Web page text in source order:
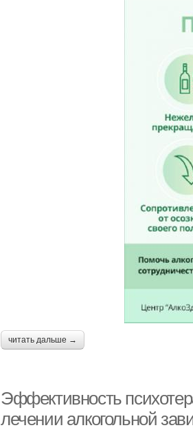
читать дальше →
Эффективность
лечении алкогольной